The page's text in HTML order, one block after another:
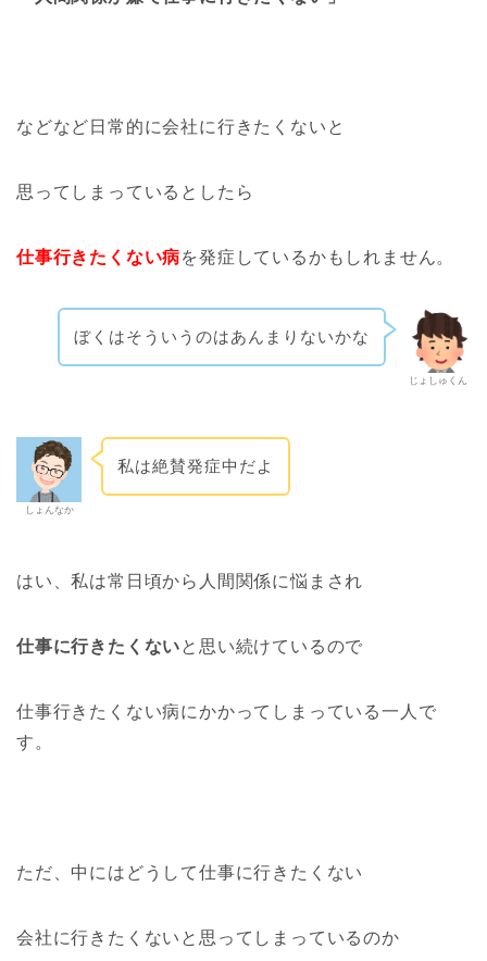
などなど日常的に会社に行きたくないと
思ってしまっているとしたら
仕事行きたくない病を発症しているかもしれません。
じょしゅくん
ぼくはそういうのはあんまりないかな
しょんなか
私は絶賛発症中だよ
はい、私は常日頃から人間関係に悩まされ
仕事に行きたくないと思い続けているので
仕事行きたくない病にかかってしまっている一人で
す。
ただ、中にはどうして仕事に行きたくない
会社に行きたくないと思ってしまっているのか